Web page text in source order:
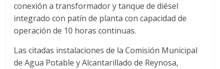
conexión a transformador y tanque de diésel
integrado con patín de planta con capacidad de
operación de 10 horas continuas.
Las citadas instalaciones de la Comisión Municipal
de Agua Potable y Alcantarillado de Reynosa,